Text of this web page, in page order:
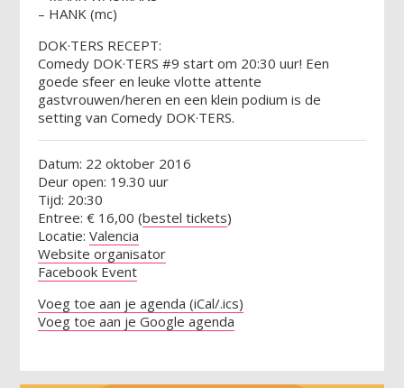
– HANK (mc)
DOK·TERS RECEPT:
Comedy DOK·TERS #9 start om 20:30 uur! Een
goede sfeer en leuke vlotte attente
gastvrouwen/heren en een klein podium is de
setting van Comedy DOK·TERS.
Datum: 22 oktober 2016
Deur open: 19.30 uur
Tijd: 20:30
Entree: € 16,00 (bestel tickets)
Locatie:Valencia
Website organisator
Facebook Event
Voeg toe aan je agenda (iCal/.ics)
Voeg toe aan je Google agenda